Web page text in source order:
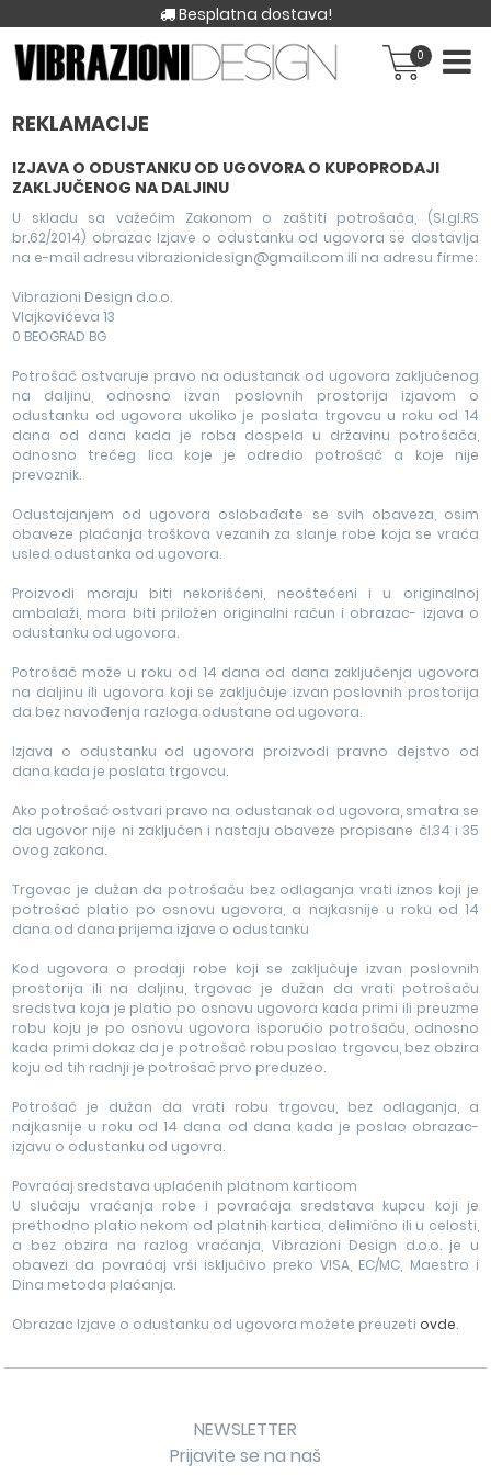
Besplatna dostava!
0
REKLAMACIJE
IZJAVA O ODUSTANKU OD UGOVORA O KUPOPRODAJI
ZAKLJUČENOG NA DALJINU
U skladu sa važećim Zakonom o zaštiti potrošača, (Sl.gl.RS
br.62/2014) obrazac Izjave o odustanku od ugovora se dostavlja
na e-mail adresu vibrazionidesign@gmail.com ili na adresu firme:
Vibrazioni Design d.o.o.
Vlajkovićeva 13
0 BEOGRAD BG
Potrošač ostvaruje pravo na odustanak od ugovora zaključenog
na daljinu, odnosno izvan poslovnih prostorija izjavom o
odustanku od ugovora ukoliko je poslata trgovcu u roku od 14
dana od dana kada je roba dospela u državinu potrošača,
odnosno trećeg lica koje je odredio potrošač a koje nije
prevoznik.
Odustajanjem od ugovora oslobađate se svih obaveza, osim
obaveze plaćanja troškova vezanih za slanje robe koja se vraća
usled odustanka od ugovora.
Proizvodi moraju biti nekorišćeni, neoštećeni i u originalnoj
ambalaži, mora biti priložen originalni račun i obrazac- izjava o
odustanku od ugovora.
Potrošač može u roku od 14 dana od dana zaključenja ugovora
na daljinu ili ugovora koji se zaključuje izvan poslovnih prostorija
da bez navođenja razloga odustane od ugovora.
Izjava o odustanku od ugovora proizvodi pravno dejstvo od
dana kada je poslata trgovcu.
Ako potrošač ostvari pravo na odustanak od ugovora, smatra se
da ugovor nije ni zaključen i nastaju obaveze propisane čl.34 i 35
ovog zakona.
Trgovac je dužan da potrošaču bez odlaganja vrati iznos koji je
potrošač platio po osnovu ugovora, a najkasnije u roku od 14
dana od dana prijema izjave o odustanku
Kod ugovora o prodaji robe koji se zaključuje izvan poslovnih
prostorija ili na daljinu, trgovac je dužan da vrati potrošaču
sredstva koja je platio po osnovu ugovora kada primi ili preuzme
robu koju je po osnovu ugovora isporučio potrošaču, odnosno
kada primi dokaz da je potrošač robu poslao trgovcu, bez obzira
koju od tih radnji je potrošač prvo preduzeo.
Potrošač je dužan da vrati robu trgovcu, bez odlaganja, a
najkasnije u roku od 14 dana od dana kada je poslao obrazac-
izjavu o odustanku od ugovra.
Povraćaj sredstava uplaćenih platnom karticom
U slučaju vraćanja robe i povraćaja sredstava kupcu koji je
prethodno platio nekom od platnih kartica, delimično ili u celosti,
a bez obzira na razlog vraćanja, Vibrazioni Design d.o.o. je u
obavezi da povraćaj vrši isključivo preko VISA, EC/MC, Maestro i
Dina metoda plaćanja.
Obrazac Izjave o odustanku od ugovora možete preuzeti ovde.
NEWSLETTER
Prijavite se na naš